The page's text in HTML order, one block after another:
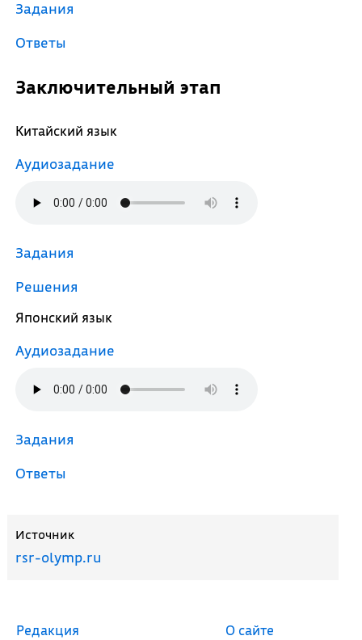
Задания
Ответы
Заключительный этап
Китайский язык
Аудиозадание
Задания
Решения
Японский язык
Аудиозадание
Задания
Ответы
Источник
rsr-olymp.ru
Редакция О сайте